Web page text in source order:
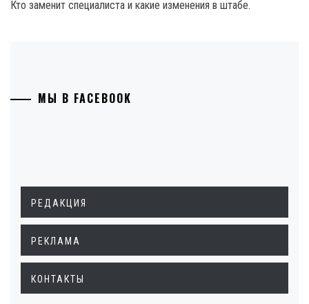
Кто заменит специалиста и какие изменения в штабе.
МЫ В FACEBOOK
РЕДАКЦИЯ
РЕКЛАМА
КОНТАКТЫ